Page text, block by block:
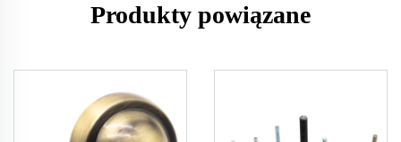
Produkty powiązane